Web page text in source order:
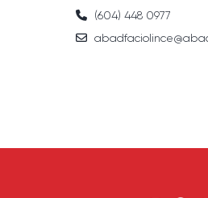
(604) 448 0977